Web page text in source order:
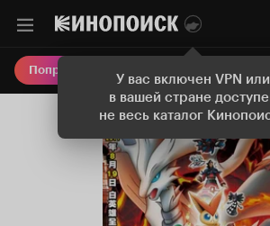
У вас включен VPN или
в вашей стране
не весь каталог
Попробовать Плюс Онлайн-